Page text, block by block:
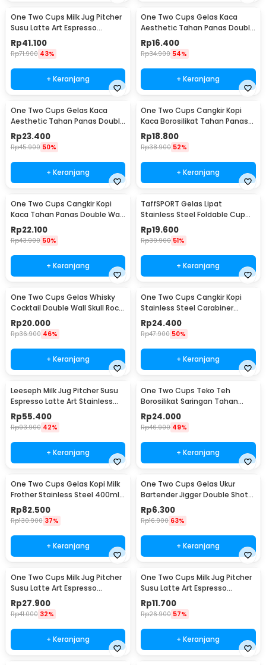
One Two Cups Milk Jug Pitcher
Susu Latte Art Espresso
Stainless Steel 350ml - 10084
Rp41.100
Rp71.900 43%
+ Keranjang
One Two Cups Gelas Kaca
Aesthetic Tahan Panas Double
Wall Glass 250ml - PLY1704
Rp16.400
Rp34.900 54%
+ Keranjang
One Two Cups Gelas Kaca
Aesthetic Tahan Panas Double
Wall Glass 433ml - PLY1704
Rp23.400
Rp45.900 50%
+ Keranjang
One Two Cups Cangkir Kopi
Kaca Borosilikat Tahan Panas
Double Wall Cup 160ml
Rp18.800
Rp38.900 52%
+ Keranjang
One Two Cups Cangkir Kopi
Kaca Tahan Panas Double Wall
Cup 180ml - DOME240
Rp22.100
Rp43.900 50%
+ Keranjang
TaffSPORT Gelas Lipat
Stainless Steel Foldable Cup
Carabiner 240ml - F180
Rp19.600
Rp39.900 51%
+ Keranjang
One Two Cups Gelas Whisky
Cocktail Double Wall Skull Rock
Glass 150ml - SG-02
Rp20.000
Rp36.900 46%
+ Keranjang
One Two Cups Cangkir Kopi
Stainless Steel Carabiner
Camping Cup 220ml - C125
Rp24.400
Rp47.900 50%
+ Keranjang
Leeseph Milk Jug Pitcher Susu
Espresso Latte Art Stainless
Steel 600ml - L-2016
Rp55.400
Rp93.900 42%
+ Keranjang
One Two Cups Teko Teh
Borosilikat Saringan Tahan
Panas Teapot 500ml - TP-757
Rp24.000
Rp46.900 49%
+ Keranjang
One Two Cups Gelas Kopi Milk
Frother Stainless Steel 400ml -
WZ0011
Rp82.500
Rp130.900 37%
+ Keranjang
One Two Cups Gelas Ukur
Bartender Jigger Double Shot
15ml and 30ml - LE2
Rp6.300
Rp16.900 63%
+ Keranjang
One Two Cups Milk Jug Pitcher
Susu Latte Art Espresso
Stainless Steel 200ml - J068
Rp27.900
Rp41.000 32%
+ Keranjang
One Two Cups Milk Jug Pitcher
Susu Latte Art Espresso
Stainless Steel 1oz - S06HG
Rp11.700
Rp26.900 57%
+ Keranjang